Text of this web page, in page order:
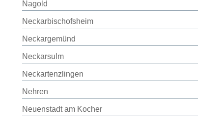
Nagold
Neckarbischofsheim
Neckargemünd
Neckarsulm
Neckartenzlingen
Nehren
Neuenstadt am Kocher